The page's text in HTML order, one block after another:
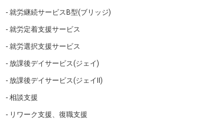
就労継続サービスB型(ブリッジ)
就労定着支援サービス
就労選択支援サービス
放課後デイサービス(ジェイ)
放課後デイサービス(ジェイⅡ)
相談支援
リワーク支援、復職支援